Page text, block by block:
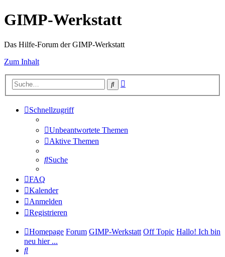
GIMP-Werkstatt
Das Hilfe-Forum der GIMP-Werkstatt
Zum Inhalt
Suche
Schnellzugriff
Unbeantwortete Themen
Aktive Themen
Suche
FAQ
Kalender
Anmelden
Registrieren
Homepage Forum GIMP-Werkstatt Off Topic Hallo! Ich bin
neu hier ...
Suche